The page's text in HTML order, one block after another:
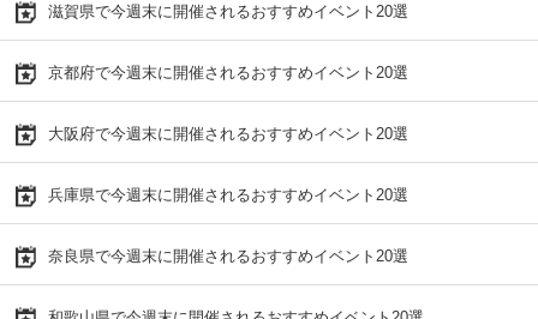
滋賀県で今週末に開催されるおすすめイベント20選
京都府で今週末に開催されるおすすめイベント20選
大阪府で今週末に開催されるおすすめイベント20選
兵庫県で今週末に開催されるおすすめイベント20選
奈良県で今週末に開催されるおすすめイベント20選